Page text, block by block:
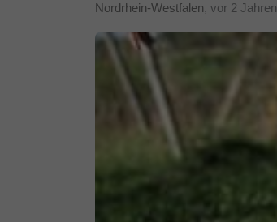
Nordrhein-Westfalen, vor 2 Jahren